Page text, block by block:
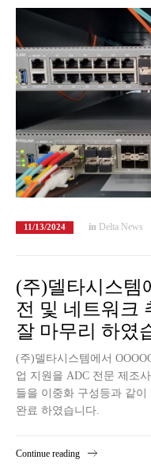
11/13/2024 in Delta News
(주)델타시스템
전 및 네트워크
잘 마무리 하였
(주)델타시스템에서
업 지원을 ADC 전문 제조
들을 이중화 구성등과 같이
완료 하였습니다.
Continue reading